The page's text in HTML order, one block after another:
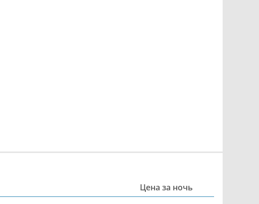
Цена за ночь